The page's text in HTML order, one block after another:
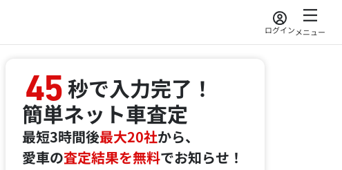
ログインメニュー
45秒で入力完了！
簡単ネット車査定
最短3時間後最大20社から、
愛車の査定結果を無料でお知らせ！